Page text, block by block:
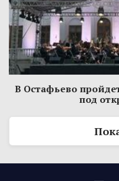
В Остафьево
под